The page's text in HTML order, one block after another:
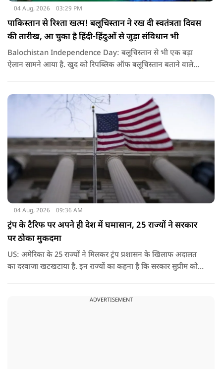
04 Aug, 2026 03:29 PM
पाकिस्तान से रिश्ता खत्म! बलूचिस्तान ने रख दी स्वतंत्रता दिवस
की तारीख, आ चुका है हिंदी-हिंदुओं से जुड़ा संविधान भी
Balochistan Independence Day: बलूचिस्तान से भी एक बड़ा
ऐलान सामने आया है. खुद को रिपब्लिक ऑफ बलूचिस्तान बताने वाले
04 Aug, 2026 09:36 AM
ट्रंप के टैरिफ पर अपने ही देश में घमासान, 25 राज्यों ने सरकार
पर ठोका मुकदमा
US: अमेरिका के 25 राज्यों ने मिलकर ट्रंप प्रशासन के खिलाफ अदालत
का दरवाजा खटखटाया है. इन राज्यों का कहना है कि सरकार सुप्रीम कोर्ट
ADVERTISEMENT